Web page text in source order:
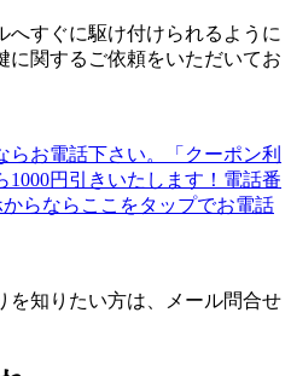
へすぐに駆け付けられるように
に関するご依頼をいただいてお
を知りたい方は、メール問合せ